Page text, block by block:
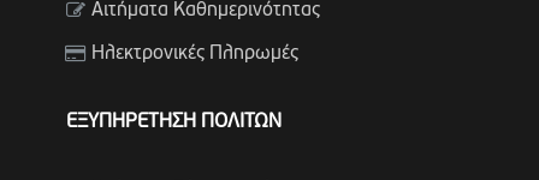
Αιτήματα Καθημερινότητας
Ηλεκτρονικές Πληρωμές
ΕΞΥΠΗΡΕΤΗΣΗ ΠΟΛΙΤΩΝ